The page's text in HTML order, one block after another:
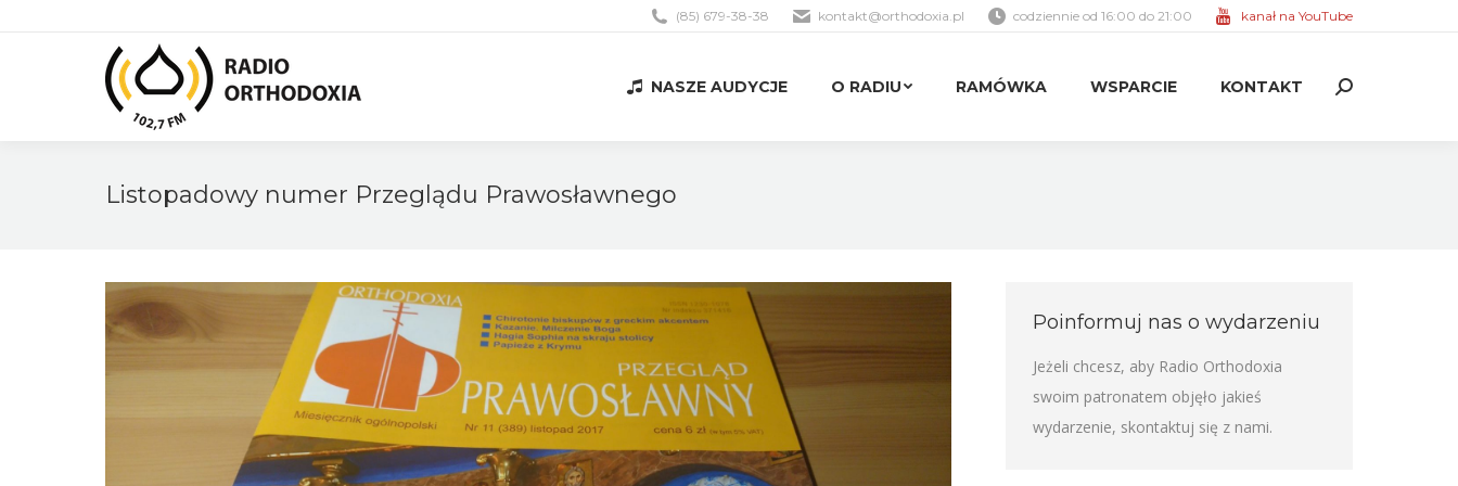
(85) 679-38-38 kontakt@orthodoxia.pl codziennie od 16:00 do 21:00 kanał na YouTube
NASZE AUDYCJE O RADIU RAMÓWKA WSPARCIE KONTAKT Search:
Listopadowy numer Przeglądu Prawosławnego
Poinformuj nas o wydarzeniu
Jeżeli chcesz, aby Radio Orthodoxia
swoim patronatem objęło jakieś
wydarzenie, skontaktuj się z nami.